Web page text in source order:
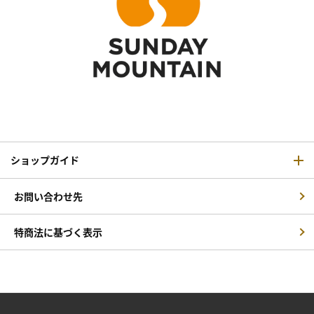
ショップガイド
お問い合わせ先
特商法に基づく表示